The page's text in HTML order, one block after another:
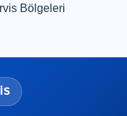
Bölgeleri